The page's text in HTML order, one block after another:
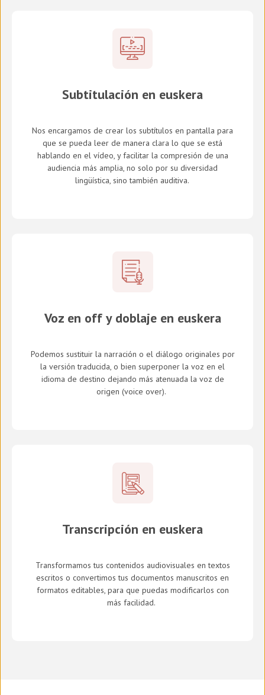
Subtitulación en euskera
Nos encargamos de crear los subtítulos en pantalla para
que se pueda leer de manera clara lo que se está
hablando en el vídeo, y facilitar la compresión de una
audiencia más amplia, no solo por su diversidad
lingüística, sino también auditiva.
Voz en off y doblaje en euskera
Podemos sustituir la narración o el diálogo originales por
la versión traducida, o bien superponer la voz en el
idioma de destino dejando más atenuada la voz de
origen (voice over).
Transcripción en euskera
Transformamos tus contenidos audiovisuales en textos
escritos o convertimos tus documentos manuscritos en
formatos editables, para que puedas modificarlos con
más facilidad.